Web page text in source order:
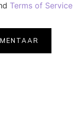
Terms of Service